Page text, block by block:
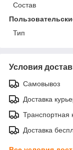
Состав
Тип
Условия
Самовывоз
Доставка
Транспортная
Доставка